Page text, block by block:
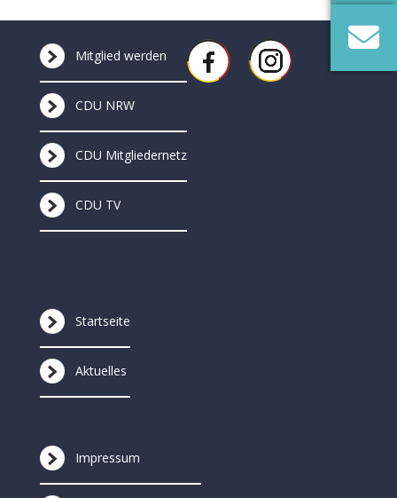
Mitglied werden
CDU NRW
CDU Mitgliedernetz
CDU TV
Startseite
Aktuelles
Impressum